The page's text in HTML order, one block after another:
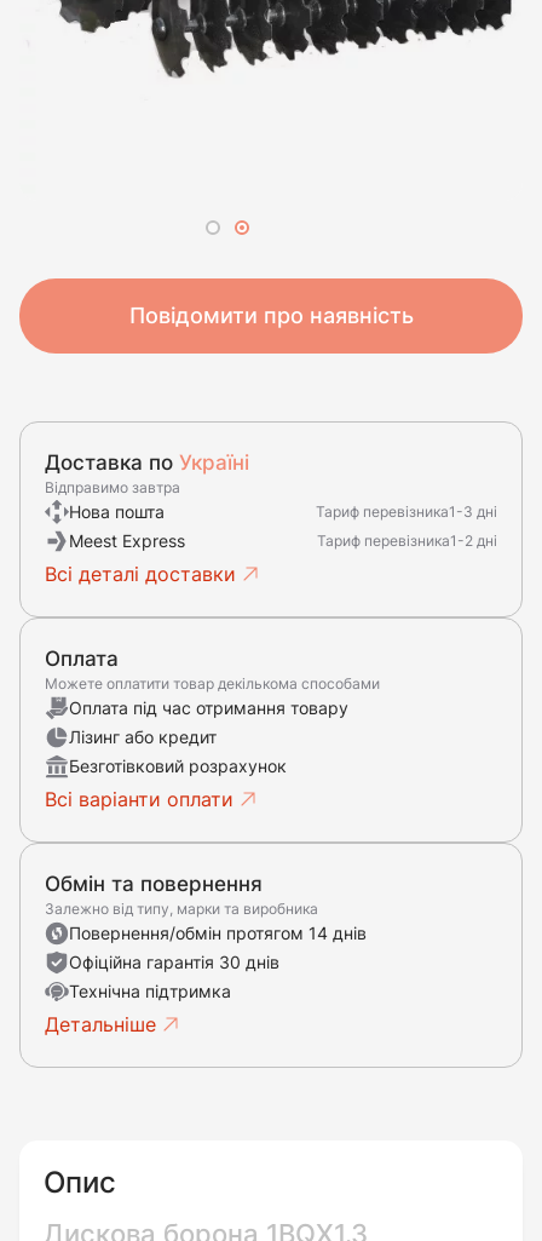
Повідомити про наявність
Доставка по Україні
Відправимо завтра
Нова пошта Тариф перевізника1-3 дні
Meest Express Тариф перевізника1-2 дні
Всі деталі доставки
Оплата
Можете оплатити товар декількома способами
Оплата під час отримання товару
Лізинг або кредит
Безготівковий розрахунок
Всі варіанти оплати
Обмін та повернення
Залежно від типу, марки та виробника
Повернення/обмін протягом 14 днів
Офіційна гарантія 30 днів
Технічна підтримка
Детальніше
Опис
Дискова борона 1BQX1.3